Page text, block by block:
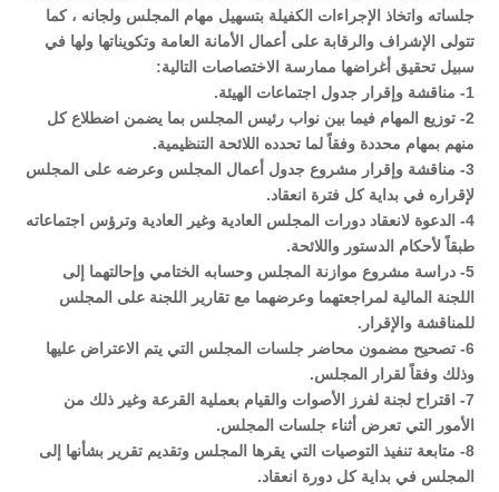
جلساته واتخاذ الإجراءات الكفيلة بتسهيل مهام المجلس ولجانه ، كما
تتولى الإشراف والرقابة على أعمال الأمانة العامة وتكويناتها ولها في
سبيل تحقيق أغراضها ممارسة الاختصاصات التالية:
1- مناقشة وإقرار جدول اجتماعات الهيئة.
2- توزيع المهام فيما بين نواب رئيس المجلس بما يضمن اضطلاع كل
منهم بمهام محددة وفقاً لما تحدده اللائحة التنظيمية.
3- مناقشة وإقرار مشروع جدول أعمال المجلس وعرضه على المجلس
لإقراره في بداية كل فترة انعقاد.
4- الدعوة لانعقاد دورات المجلس العادية وغير العادية وترؤس اجتماعاته
طبقاً لأحكام الدستور واللائحة.
5- دراسة مشروع موازنة المجلس وحسابه الختامي وإحالتهما إلى
اللجنة المالية لمراجعتهما وعرضهما مع تقارير اللجنة على المجلس
للمناقشة والإقرار.
6- تصحيح مضمون محاضر جلسات المجلس التي يتم الاعتراض عليها
وذلك وفقاً لقرار المجلس.
7- اقتراح لجنة لفرز الأصوات والقيام بعملية القرعة وغير ذلك من
الأمور التي تعرض أثناء جلسات المجلس.
8- متابعة تنفيذ التوصيات التي يقرها المجلس وتقديم تقرير بشأنها إلى
المجلس في بداية كل دورة انعقاد.